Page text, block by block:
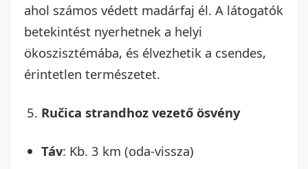
ahol számos védett madárfaj él. A látogatók
betekintést nyerhetnek a helyi
ökoszisztémába, és élvezhetik a csendes,
érintetlen természetet.
Ručica strandhoz vezető ösvény
Táv: Kb. 3 km (oda-vissza)